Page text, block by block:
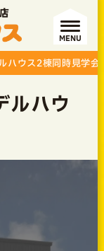
MENU
ウス2棟同時見学
ハウ